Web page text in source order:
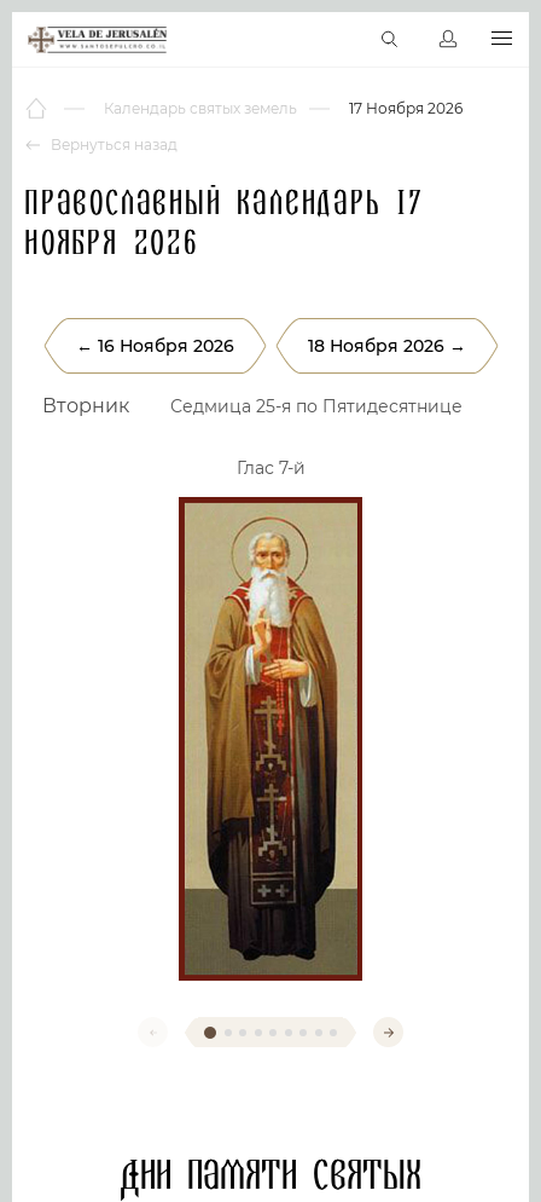
Виртуальные туры
RU
Вернуться назад
Календарь святых земель 17 Ноября 2026
Православный календарь 17
Ноября 2026
← 16 Ноября 2026 18 Ноября 2026 →
Вторник Седмица 25-я по Пятидесятнице
Глас 7-й
Дни памяти святых